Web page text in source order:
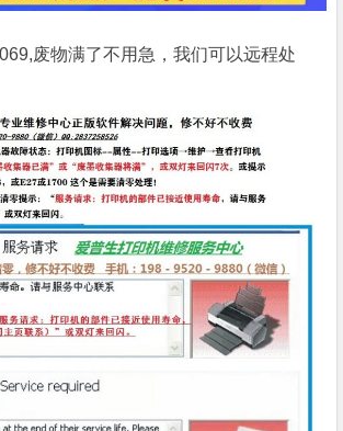
废物满了不用急，我们可以远程处